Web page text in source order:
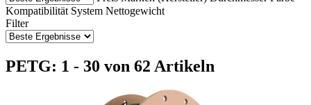
Kompatibilität System Nettogewicht
Filter
PETG: 1 - 30 von 62 Artikeln